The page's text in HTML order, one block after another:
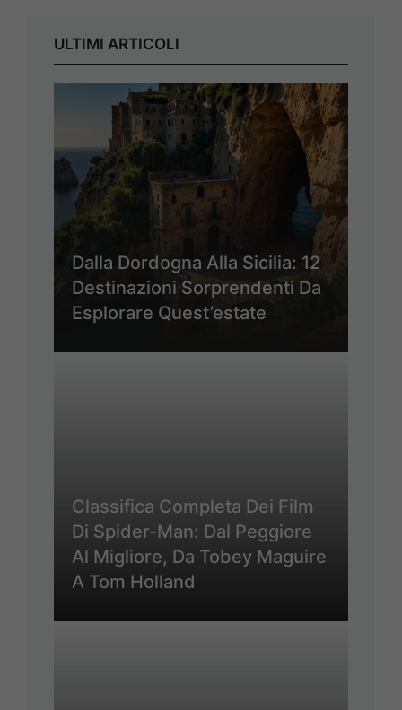
ULTIMI ARTICOLI
Dalla Dordogna Alla Sicilia: 12
Destinazioni Sorprendenti Da
Esplorare Quest’estate
Classifica Completa Dei Film
Di Spider-Man: Dal Peggiore
Al Migliore, Da Tobey Maguire
A Tom Holland